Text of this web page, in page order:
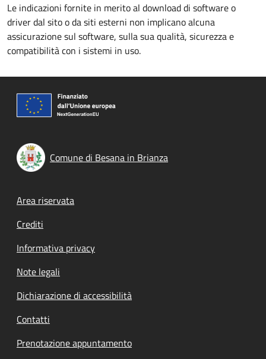
Le indicazioni fornite in merito al download di software o
driver dal sito o da siti esterni non implicano alcuna
assicurazione sul software, sulla sua qualità, sicurezza e
compatibilità con i sistemi in uso.
Comune di Besana in Brianza
Footer menu
Area riservata
Crediti
Informativa privacy
Note legali
Dichiarazione di accessibilità
Contatti
Prenotazione appuntamento